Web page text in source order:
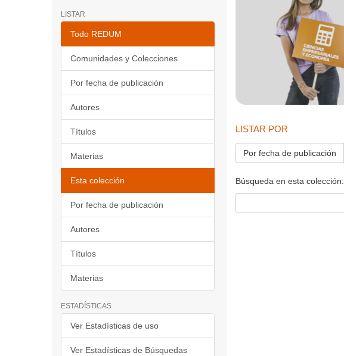
LISTAR
Todo REDUM
Comunidades y Colecciones
Por fecha de publicación
Autores
Títulos
Materias
Esta colección
Por fecha de publicación
Autores
Títulos
Materias
ESTADÍSTICAS
Ver Estadísticas de uso
Ver Estadísticas de Búsquedas
LISTAR POR
Por fecha de publicación
Búsqueda en esta colección: